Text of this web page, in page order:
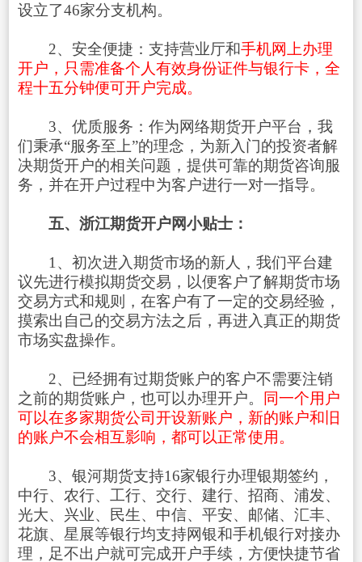
设立了46家分支机构。
2、安全便捷：支持营业厅和手机网上办理
开户，只需准备个人有效身份证件与银行卡，全
程十五分钟便可开户完成。
3、优质服务：作为网络期货开户平台，我
们秉承“服务至上”的理念，为新入门的投资者解
决期货开户的相关问题，提供可靠的期货咨询服
务，并在开户过程中为客户进行一对一指导。
五、浙江期货开户网小贴士：
1、初次进入期货市场的新人，我们平台建
议先进行模拟期货交易，以便客户了解期货市场
交易方式和规则，在客户有了一定的交易经验，
摸索出自己的交易方法之后，再进入真正的期货
市场实盘操作。
2、已经拥有过期货账户的客户不需要注销
之前的期货账户，也可以办理开户。
同一个用户
可以在多家期货公司开设新账户，新的账户和旧
的账户不会相互影响，都可以正常使用。
3、银河期货支持16家银行办理银期签约，
中行、农行、工行、交行、建行、招商、浦发、
光大、兴业、民生、中信、平安、邮储、汇丰、
花旗、星展等银行均支持网银和手机银行对接办
理，足不出户就可完成开户手续，方便快捷节省